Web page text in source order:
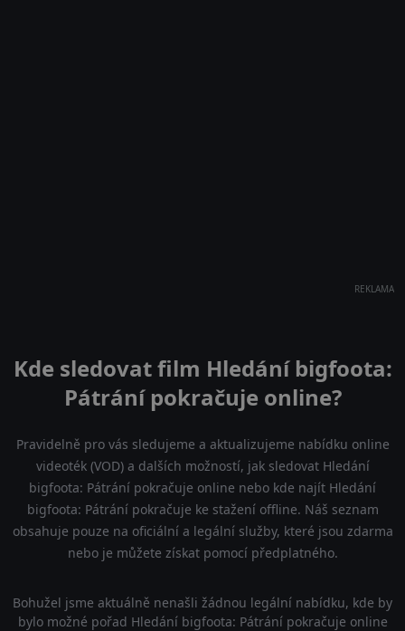
REKLAMA
Kde sledovat film Hledání bigfoota:
Pátrání pokračuje online?
Pravidelně pro vás sledujeme a aktualizujeme nabídku online
videoték (VOD) a dalších možností, jak sledovat Hledání
bigfoota: Pátrání pokračuje online nebo kde najít Hledání
bigfoota: Pátrání pokračuje ke stažení offline. Náš seznam
obsahuje pouze na oficiální a legální služby, které jsou zdarma
nebo je můžete získat pomocí předplatného.
Bohužel jsme aktuálně nenašli žádnou legální nabídku, kde by
bylo možné pořad Hledání bigfoota: Pátrání pokračuje online